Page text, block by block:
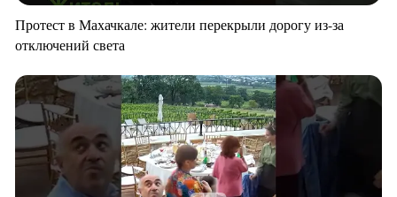
Протест в Махачкале: жители перекрыли дорогу из-за
отключений света